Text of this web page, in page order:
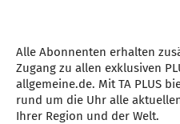
Alle Abonnenten erhalten
Zugang zu allen exklusiven
allgemeine.de. Mit TA PLUS
rund um die Uhr alle
Ihrer Region und der Welt.